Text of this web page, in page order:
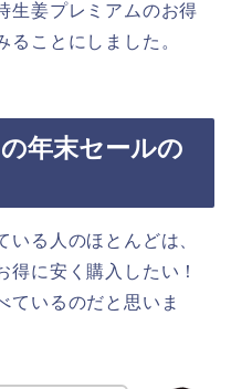
生姜プレミアムのお得
ることにしました。
年末セールの
いる人のほとんどは、
に安く購入したい！
ているのだと思いま